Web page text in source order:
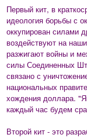
Первый кит, в
идеология борьбы с
оккупирован силами
воздействуют на
разжигают войны и
силы Соединенных
связано с
национальных
хождения доллара.
каждый час будем
Второй кит - это